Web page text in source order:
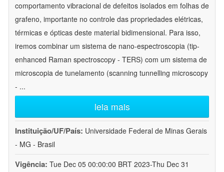
comportamento vibracional de defeitos isolados em folhas de
grafeno, importante no controle das propriedades elétricas,
térmicas e ópticas deste material bidimensional. Para isso,
iremos combinar um sistema de nano-espectroscopia (tip-
enhanced Raman spectroscopy - TERS) com um sistema de
microscopia de tunelamento (scanning tunnelling microscopy
- ...
leia mais
Instituição/UF/País: Universidade Federal de Minas Gerais
- MG - Brasil
Vigência: Tue Dec 05 00:00:00 BRT 2023-Thu Dec 31